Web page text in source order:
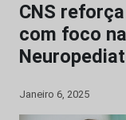
CNS
com foco
Janeiro 6, 2025